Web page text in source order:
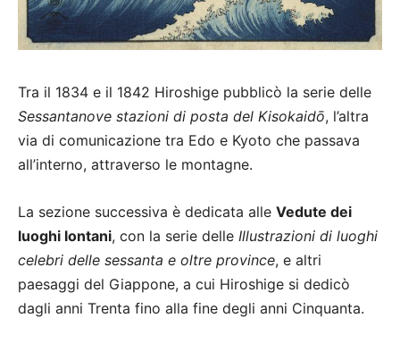
Tra il 1834 e il 1842 Hiroshige pubblicò la serie delle
Sessantanove stazioni di posta del Kisokaidō, l’altra
via di comunicazione tra Edo e Kyoto che passava
all’interno, attraverso le montagne.
La sezione successiva è dedicata alle Vedute dei
luoghi lontani, con la serie delle Illustrazioni di luoghi
celebri delle sessanta e oltre province, e altri
paesaggi del Giappone, a cui Hiroshige si dedicò
dagli anni Trenta fino alla fine degli anni Cinquanta.